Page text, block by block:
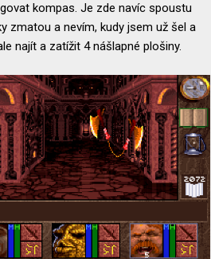
kompas. Je zde navíc spoustu
zmatou a nevím, kudy jsem už šel a
najít a zatížit 4 nášlapné plošiny.